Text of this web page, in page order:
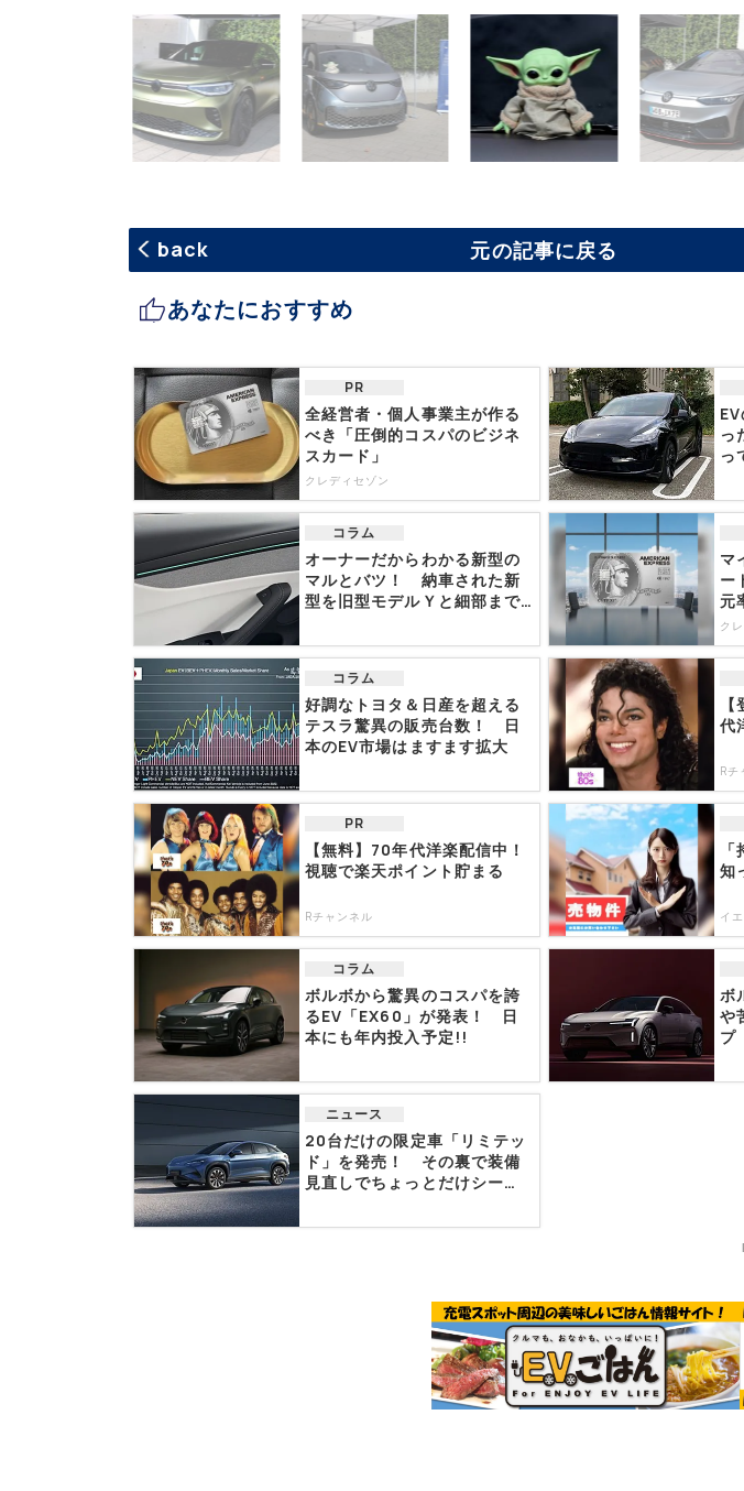
back 元の記事に戻る
あなたにおすすめ
PR
全経営者・個人事業主が作る
べき「圧倒的コスパのビジネ
スカード」
クレディセゾン
っ
っ
コラム
オーナーだからわかる新型の
マルとバツ！ 納車された新
型を旧型モデルＹと細部まで
マ
ー
元
ク
コラム
好調なトヨタ＆日産を超える
テスラ驚異の販売台数！ 日
本のEV市場はますます拡大
代
Rチ
PR
【無料】70年代洋楽配信中！
視聴で楽天ポイント貯まる
Rチャンネル
知
イ
コラム
ボルボから驚異のコスパを誇
るEV「EX60」が発表！ 日
本にも年内投入予定!!
ボ
や
プ
ニュース
20台だけの限定車「リミテッ
ド」を発売！ その裏で装備
見直しでちょっとだけシー